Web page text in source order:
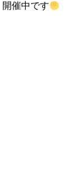
催中です